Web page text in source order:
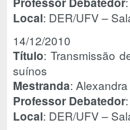
Local: DER/UFV –
14/12/2010
Título: Transmissão
suínos
Mestranda:
Professor Debatedor
Local: DER/UFV –